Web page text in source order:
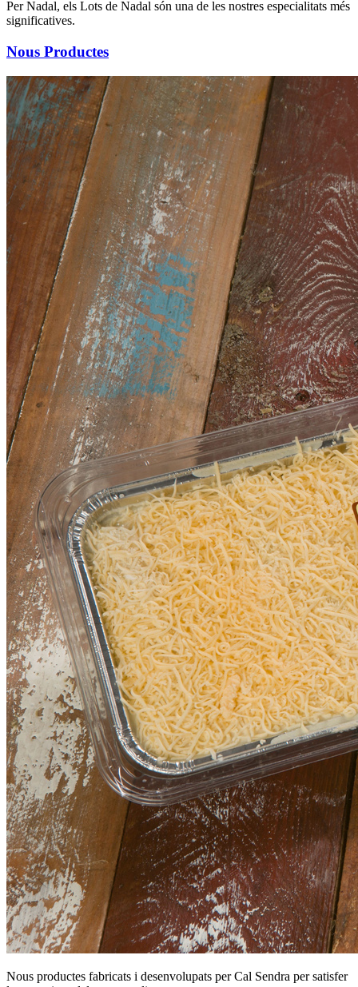
Per Nadal, els Lots de Nadal són una de les nostres especialitats més
significatives.
Nous Productes
Nous productes fabricats i desenvolupats per Cal Sendra per satisfer